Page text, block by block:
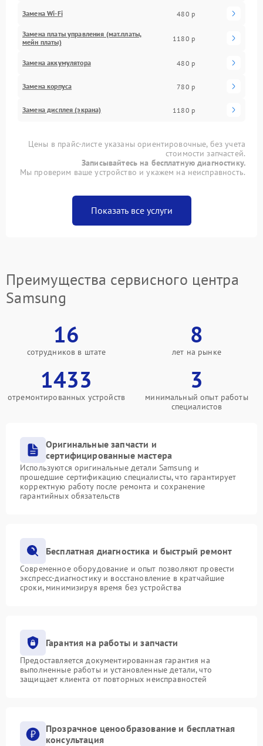
Замена Wi-Fi 480 р
Замена платы управления (мат.платы,
мейн платы)
1180 р
Замена аккумулятора 480 р
Замена корпуса 780 р
Замена дисплея (экрана) 1180 р
Цены в прайс-листе указаны ориентировочные, без учета
стоимости запчастей.
Записывайтесь на бесплатную диагностику.
Мы проверим ваше устройство и укажем на неисправность.
Показать все услуги
Преимущества сервисного центра
Samsung
16
сотрудников в штате
8
лет на рынке
1433
отремонтированных устройств
3
минимальный опыт работы
специалистов
Оригинальные запчасти и
сертифицированные мастера
Используются оригинальные детали Samsung и
прошедшие сертификацию специалисты, что гарантирует
корректную работу после ремонта и сохранение
гарантийных обязательств
Бесплатная диагностика и быстрый ремонт
Современное оборудование и опыт позволяют провести
экспресс-диагностику и восстановление в кратчайшие
сроки, минимизируя время без устройства
Гарантия на работы и запчасти
Предоставляется документированная гарантия на
выполненные работы и установленные детали, что
защищает клиента от повторных неисправностей
Прозрачное ценообразование и бесплатная
консультация